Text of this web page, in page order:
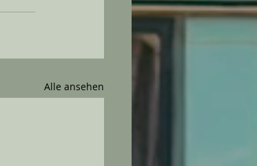
Alle ansehen